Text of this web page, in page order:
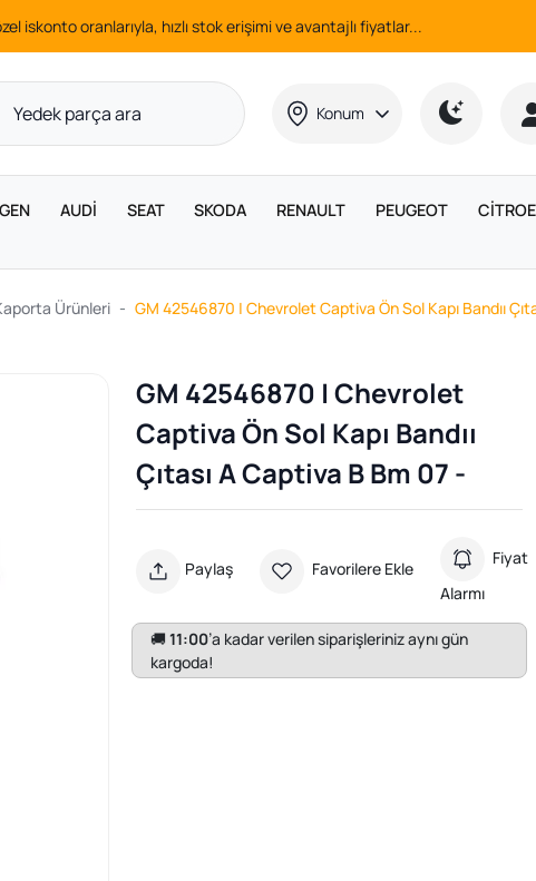
iskonto oranlarıyla, hızlı stok erişimi ve avantajlı fiyatlar...
Konum
AUDİ SEAT SKODA RENAULT PEUGEOT
Ürünleri GM 42546870 | Chevrolet Captiva Ön Sol Kapı Bandıı
GM 42546870 | Chevrolet
Captiva Ön Sol Kapı Bandıı
Çıtası A Captiva B Bm 07 -
Paylaş Favorilere Ekle
Fiyat
Alarmı
🚚11:00’a kadar verilen siparişleriniz aynı gün
kargoda!